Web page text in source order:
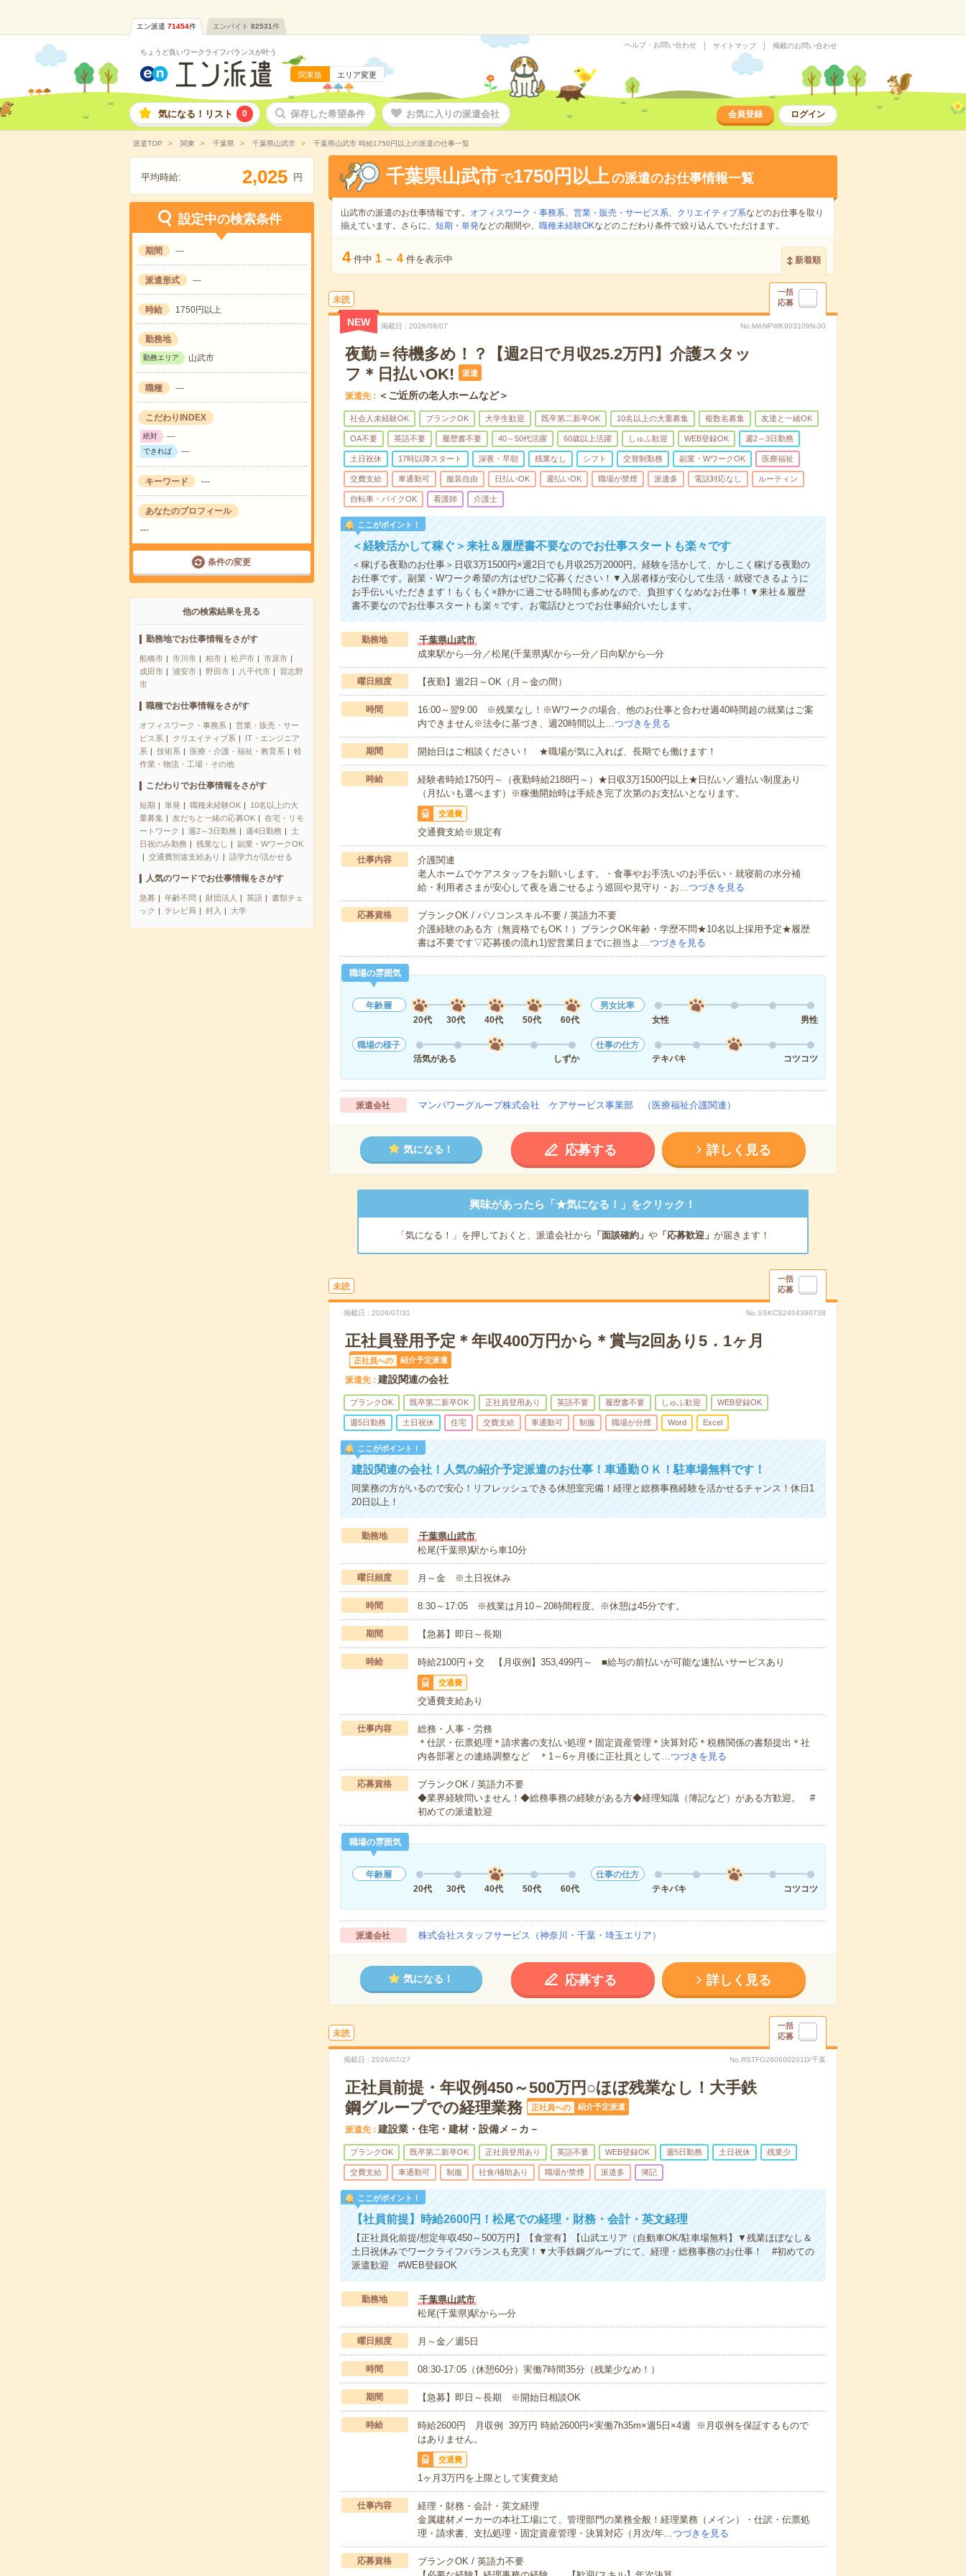
エン派遣 71454件 エンバイト 82531件
ちょうど良いワークライフバランスが叶う
関東版 エリア変更
ヘルプ・お問い合わせ サイトマップ 掲載のお問い合わせ
気になる！リスト 0 保存した希望条件 お気に入りの派遣会社 会員登録 ログイン
派遣TOP 関東 千葉県 千葉県山武市 千葉県山武市 時給1750円以上の派遣の仕事一覧
平均時給: 2,025 円
設定中の検索条件
期間 ---
派遣形式 ---
時給 1750円以上
勤務地
勤務エリア 山武市
職種 ---
こだわりINDEX
絶対 ---
できれば ---
キーワード ---
あなたのプロフィール
---
条件の変更
他の検索結果を見る
勤務地でお仕事情報をさがす
船橋市 市川市 柏市 松戸市
市原市
成田市
浦安市 野田市 八千代市
習志野
市
職種でお仕事情報をさがす
オフィスワーク・事務系
営業・販売・サー
ビス系
クリエイティブ系
IT・エンジニア
系
技術系 医療・介護・福祉・教育系
軽
作業・物流・工場・その他
こだわりでお仕事情報をさがす
短期 単発 職種未経験OK
10名以上の大
量募集
友だちと一緒の応募OK
在宅・リモ
ートワーク
週2～3日勤務 週4日勤務
土
日祝のみ勤務
残業なし
副業・WワークOK
交通費別途支給あり
語学力が活かせる
人気のワードでお仕事情報をさがす
急募 年齢不問 財団法人 英語
書類チェ
ック
テレビ局 封入 大学
千葉県山武市 で1750円以上の派遣のお仕事情報一覧
山武市の派遣のお仕事情報です。 オフィスワーク・事務系、 営業・販売・サービス系、 クリエイティブ系などのお仕事を取り
揃えています。さらに、 短期 ・ 単発などの期間や、 職種未経験OKなどのこだわり条件で絞り込んでいただけます。
4 件中 1 ～ 4 件を表示中 新着順
未読
一括
応募
NEW 掲載日 2026/08/07 No.MANPWK903109N-30
夜勤＝待機多め！？【週2日で月収25.2万円】介護スタッ
フ＊日払いOK!
派遣
派遣先 ＜ご近所の老人ホームなど＞
社会人未経験OK ブランクOK 大学生歓迎 既卒第二新卒OK 10名以上の大量募集 複数名募集 友達と一緒OK
OA不要 英語不要 履歴書不要 40～50代活躍 60歳以上活躍 しゅふ歓迎 WEB登録OK 週2～3日勤務
土日祝休 17時以降スタート 深夜・早朝 残業なし シフト 交替制勤務 副業・WワークOK 医療福祉
交費支給 車通勤可 服装自由 日払いOK 週払いOK 職場が禁煙 派遣多 電話対応なし ルーティン
自転車・バイクOK 看護師 介護士
ここがポイント！
＜経験活かして稼ぐ＞来社＆履歴書不要なのでお仕事スタートも楽々です
＜稼げる夜勤のお仕事＞日収3万1500円×週2日でも月収25万2000円。経験を活かして、かしこく稼げる夜勤の
お仕事です。副業・Wワーク希望の方はぜひご応募ください！▼入居者様が安心して生活・就寝できるように
お手伝いいただきます！もくもく×静かに過ごせる時間も多めなので、負担すくなめなお仕事！▼来社＆履歴
書不要なのでお仕事スタートも楽々です。お電話ひとつでお仕事紹介いたします。
勤務地
千葉県山武市
成東駅から---分／松尾(千葉県)駅から---分／日向駅から---分
曜日頻度 【夜勤】週2日～OK（月～金の間）
時間
16:00～翌9:00 ※残業なし！※Wワークの場合、他のお仕事と合わせ週40時間超の就業はご案
内できません※法令に基づき、週20時間以上…つづきを見る
期間 開始日はご相談ください！ ★職場が気に入れば、長期でも働けます！
時給
経験者時給1750円～（夜勤時給2188円～）★日収3万1500円以上★日払い／週払い制度あり
（月払いも選べます）※稼働開始時は手続き完了次第のお支払いとなります。
交通費
交通費支給※規定有
仕事内容
介護関連
老人ホームでケアスタッフをお願いします。・食事やお手洗いのお手伝い・就寝前の水分補
給・利用者さまが安心して夜を過ごせるよう巡回や見守り・お…つづきを見る
応募資格
ブランクOK / パソコンスキル不要 / 英語力不要
介護経験のある方（無資格でもOK！）ブランクOK年齢・学歴不問★10名以上採用予定★履歴
書は不要です▽応募後の流れ1)翌営業日までに担当よ…つづきを見る
職場の雰囲気
年齢層
20代
30代 40代 50代 60代
男女比率
女性
男性
職場の様子
活気がある
しずか
仕事の仕方
テキパキ
コツコツ
派遣会社 マンパワーグループ株式会社 ケアサービス事業部 （医療福祉介護関連）
気になる！ 応募する 詳しく見る
興味があったら「★気になる！」をクリック！
「気になる！」を押しておくと、派遣会社から 「面談確約」 や「応募歓迎」 が届きます！
未読
一括
応募
掲載日 2026/07/31 No.SSKCS2404390738
正社員登用予定＊年収400万円から＊賞与2回あり5．1ヶ月
正社員への 紹介予定派遣
派遣先 建設関連の会社
ブランクOK 既卒第二新卒OK 正社員登用あり 英語不要 履歴書不要 しゅふ歓迎 WEB登録OK
週5日勤務 土日祝休 住宅 交費支給 車通勤可 制服 職場が分煙 Word Excel
ここがポイント！
建設関連の会社！人気の紹介予定派遣のお仕事！車通勤ＯＫ！駐車場無料です！
同業務の方がいるので安心！リフレッシュできる休憩室完備！経理と総務事務経験を活かせるチャンス！休日1
20日以上！
勤務地
千葉県山武市
松尾(千葉県)駅から車10分
曜日頻度 月～金 ※土日祝休み
時間 8:30～17:05 ※残業は月10～20時間程度。※休憩は45分です。
期間 【急募】即日～長期
時給 時給2100円＋交 【月収例】353,499円～ ■給与の前払いが可能な速払いサービスあり
交通費
交通費支給あり
仕事内容
総務・人事・労務
＊仕訳・伝票処理＊請求書の支払い処理＊固定資産管理＊決算対応＊税務関係の書類提出＊社
内各部署との連絡調整など ＊1～6ヶ月後に正社員として…つづきを見る
応募資格
ブランクOK / 英語力不要
◆業界経験問いません！◆総務事務の経験がある方◆経理知識（簿記など）がある方歓迎。 #
初めての派遣歓迎
職場の雰囲気
年齢層
20代
30代 40代 50代 60代
仕事の仕方
テキパキ
コツコツ
派遣会社 株式会社スタッフサービス（神奈川・千葉・埼玉エリア）
気になる！ 応募する 詳しく見る
未読
一括
応募
掲載日 2026/07/27 No.RSTFO260600201D/千葉
正社員前提・年収例450～500万円○ほぼ残業なし！大手鉄
鋼グループでの経理業務
正社員への 紹介予定派遣
派遣先 建設業・住宅・建材・設備メ－カ－
ブランクOK 既卒第二新卒OK 正社員登用あり 英語不要 WEB登録OK 週5日勤務 土日祝休 残業少
交費支給 車通勤可 制服 社食/補助あり 職場が禁煙 派遣多 簿記
ここがポイント！
【社員前提】時給2600円！松尾での経理・財務・会計・英文経理
【正社員化前提/想定年収450～500万円】【食堂有】【山武エリア（自動車OK/駐車場無料】▼残業ほぼなし＆
土日祝休みでワークライフバランスも充実！▼大手鉄鋼グループにて、経理・総務事務のお仕事！ #初めての
派遣歓迎 #WEB登録OK
勤務地
千葉県山武市
松尾(千葉県)駅から---分
曜日頻度 月～金／週5日
時間 08:30-17:05（休憩60分）実働7時間35分（残業少なめ！）
期間 【急募】即日～長期 ※開始日相談OK
時給
時給2600円 月収例 39万円 時給2600円×実働7h35m×週5日×4週 ※月収例を保証するもので
はありません。
交通費
1ヶ月3万円を上限として実費支給
仕事内容
経理・財務・会計・英文経理
金属建材メーカーの本社工場にて、管理部門の業務全般！経理業務（メイン）・仕訳・伝票処
理・請求書、支払処理・固定資産管理・決算対応（月次/年… つづきを見る
応募資格
ブランクOK / 英語力不要